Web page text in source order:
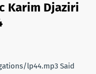
Karim Djaziri
lp44.mp3 Said